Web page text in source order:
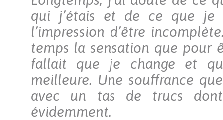
qui j’étais et de ce que je
l’impression d’être
temps la sensation que pour
fallait que je change et
meilleure. Une souffrance
avec un tas de trucs
évidemment.